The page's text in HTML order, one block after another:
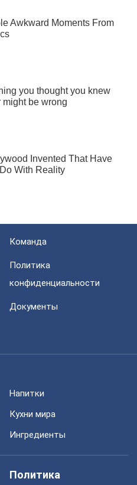
Команда
Политика
конфиденциальности
Документы
Напитки
Кухни мира
Ингредиенты
Политика